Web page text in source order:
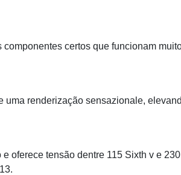
certos que funcionam
uma renderização sensazionale,
oferece tensão dentre 115 Sixth v e 230